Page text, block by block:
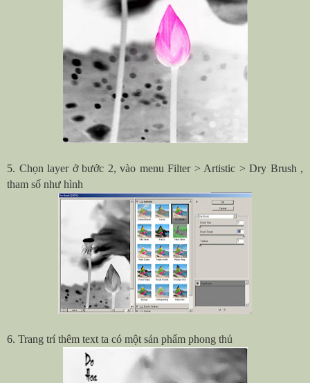
5. Chọn layer ở bước 2, vào menu Filter > Artistic > Dry Brush ,
tham số như hình
6. Trang trí thêm text ta có một sản phẩm phong thủ